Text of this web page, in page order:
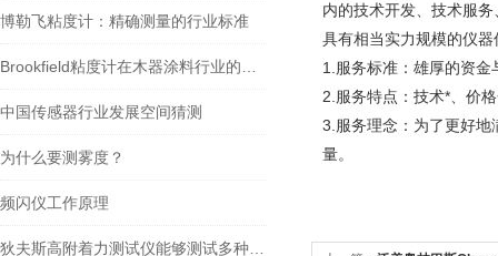
博勒飞粘度计：精确测量的行业标准
中国传感器行业发展空间猜测
为什么要测雾度？
频闪仪工作原理
内的技术开发、技术服
具有相当实力规模的仪
1.服务标准：雄厚的资
2.服务特点：技术*、价
3.服务理念：为了更好地
量。